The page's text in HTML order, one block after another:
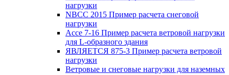
нагрузки
NBCC 2015 Пример расчета снеговой
нагрузки
Ассе 7-16 Пример расчета ветровой нагрузки
для L-образного здания
ЯВЛЯЕТСЯ 875-3 Пример расчета ветровой
нагрузки
Ветровые и снеговые нагрузки для наземных